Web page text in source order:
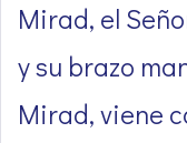
Mirad, el
y su brazo
Mirad, viene